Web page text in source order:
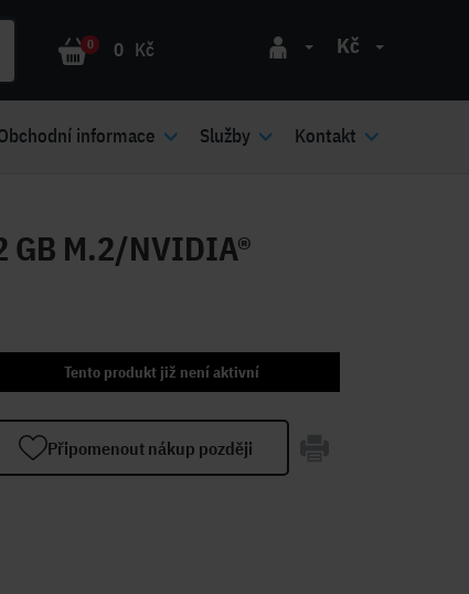
0 0 Kč Kč
informace Služby Kontakt
GB M.2/NVIDIA®
Tento produkt již není aktivní
Připomenout nákup později